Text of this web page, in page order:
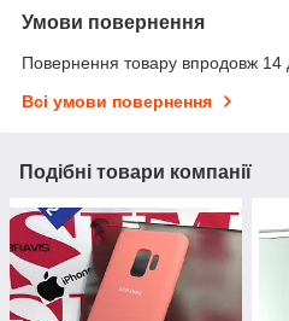
Умови повернення
Повернення товару впродовж 14
Всі умови повернення
Подібні товари компанії